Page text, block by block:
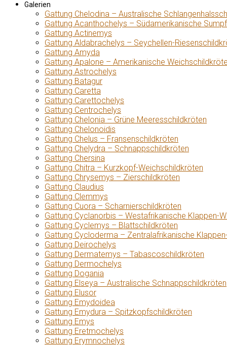
Galerien
Gattung Chelodina – Australische
Gattung Acanthochelys – Südamerikanische
Gattung Actinemys
Gattung Aldabrachelys – Seychellen-
Gattung Amyda
Gattung Apalone – Amerikanische
Gattung Astrochelys
Gattung Batagur
Gattung Caretta
Gattung Carettochelys
Gattung Centrochelys
Gattung Chelonia – Grüne Meeresschildkröten
Gattung Chelonoidis
Gattung Chelus – Fransenschildkröten
Gattung Chelydra – Schnappschildkröten
Gattung Chersina
Gattung Chitra – Kurzkopf-Weichschildkröten
Gattung Chrysemys – Zierschildkröten
Gattung Claudius
Gattung Clemmys
Gattung Cuora – Scharnierschildkröten
Gattung Cyclanorbis – Westafrikanische Klappen-
Gattung Cyclemys – Blattschildkröten
Gattung Cycloderma – Zentralafrikanische
Gattung Deirochelys
Gattung Dermatemys – Tabascoschildkröten
Gattung Dermochelys
Gattung Dogania
Gattung Elseya – Australische Schnappschildkröten
Gattung Elusor
Gattung Emydoidea
Gattung Emydura – Spitzkopfschildkröten
Gattung Emys
Gattung Eretmochelys
Gattung Erymnochelys